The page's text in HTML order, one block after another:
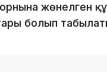
жөнелген
болып